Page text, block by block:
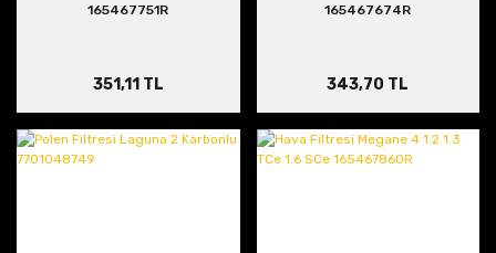
165467751R
351,11 TL
165467674R
343,70 TL